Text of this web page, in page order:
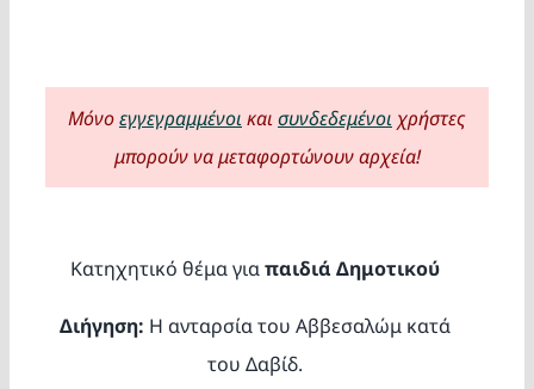
Μόνοεγγεγραμμένοικαισυνδεδεμένοι χρήστες
μπορούν να μεταφορτώνουν αρχεία!
Κατηχητικό θέμα γιαπαιδιά Δημοτικού
Διήγηση: Η ανταρσία του Αββεσαλώμ κατά
του Δαβίδ.